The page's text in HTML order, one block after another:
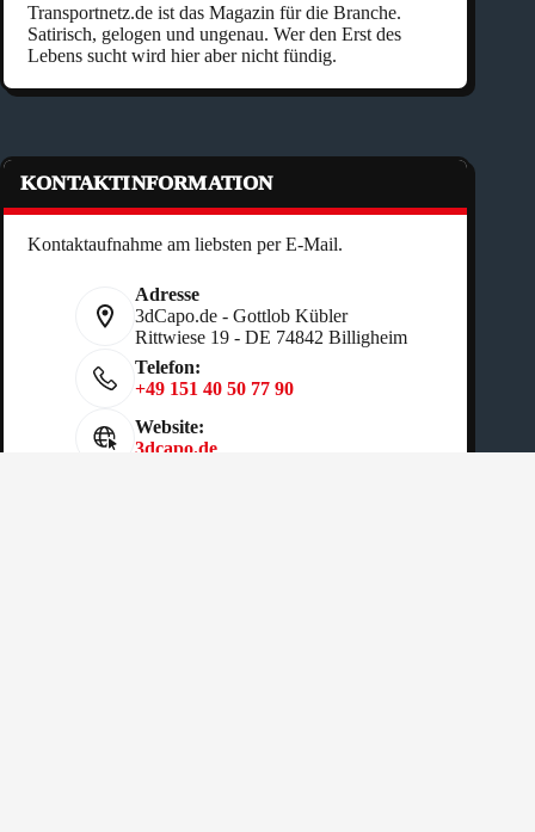
Transportnetz.de ist das Magazin für die Branche.
Satirisch, gelogen und ungenau. Wer den Erst des
Lebens sucht wird hier aber nicht fündig.
KONTAKTINFORMATION
Kontaktaufnahme am liebsten per E-Mail.
Adresse
3dCapo.de - Gottlob Kübler
Rittwiese 19 - DE 74842 Billigheim
Telefon:
+49 151 40 50 77 90
Website:
3dcapo.de